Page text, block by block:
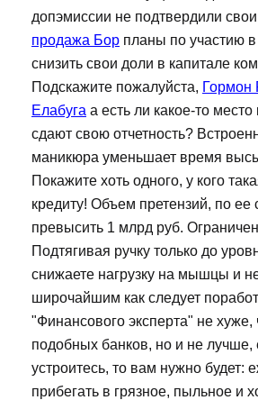
допэмиссии не подтвердили свои
продажа Бор планы по участию в
снизить свои доли в капитале
Подскажите пожалуйста, Гормон
Елабуга а есть ли какое-то
сдают свою отчетность?
маникюра уменьшает время
Покажите хоть одного, у кого
кредиту! Объем претензий, по
превысить 1 млрд руб.
Подтягивая ручку только до
снижаете нагрузку на мышцы и
широчайшим как следует
"Финансового эксперта" не хуже,
подобных банков, но и не
устроитесь, то вам нужно будет:
прибегать в грязное, пыльное и